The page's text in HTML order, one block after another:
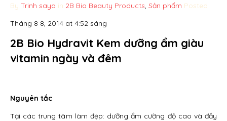
By Trinh saya in 2B Bio Beauty Products, Sản phẩm Posted
Tháng 8 8, 2014 at 4:52 sáng
2B Bio Hydravit Kem dưỡng ẩm giàu
vitamin ngày và đêm
Nguyên tắc
Tại các trung tâm làm đẹp: dưỡng ẩm cường độ cao và đầy